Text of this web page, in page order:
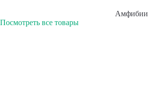
Амфибии
Посмотреть все товары